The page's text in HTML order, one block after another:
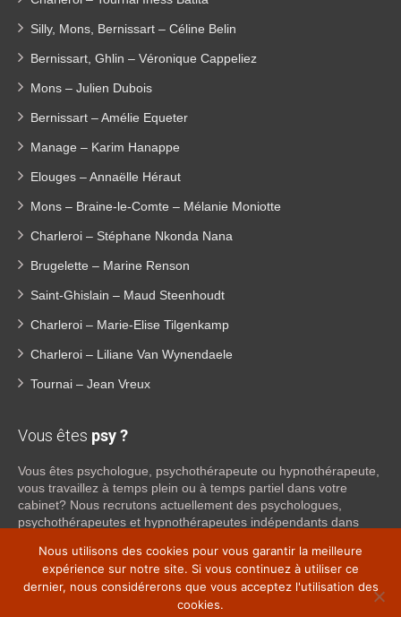
Silly, Mons, Bernissart – Céline Belin
Bernissart, Ghlin – Véronique Cappeliez
Mons – Julien Dubois
Bernissart – Amélie Equeter
Manage – Karim Hanappe
Elouges – Annaëlle Héraut
Mons – Braine-le-Comte – Mélanie Moniotte
Charleroi – Stéphane Nkonda Nana
Brugelette – Marine Renson
Saint-Ghislain – Maud Steenhoudt
Charleroi – Marie-Elise Tilgenkamp
Charleroi – Liliane Van Wynendaele
Tournai – Jean Vreux
Vous êtes psy ?
Vous êtes psychologue, psychothérapeute ou hypnothérapeute,
vous travaillez à temps plein ou à temps partiel dans votre
cabinet? Nous recrutons actuellement des psychologues,
psychothérapeutes et hypnothérapeutes indépendants dans
souhaitez obtenir plus d’informations sur ce que nous pouvons
faire pour vous en tant que psy indépendant, n’hésitez pas à
nous contacter:
Nous utilisons des cookies pour vous garantir la meilleure
expérience sur notre site. Si vous continuez à utiliser ce
dernier, nous considérerons que vous acceptez l'utilisation des
cookies.